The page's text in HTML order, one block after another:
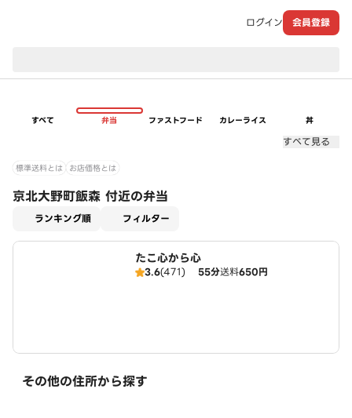
ログイン 会員登録
すべて 弁当 ファストフード カレーライス 丼
すべて見る
標準送料とは お店価格とは
京北大野町飯森 付近の弁当
ランキング順 フィルター
たこ心から心
3.6(471) 55分送料650円
その他の住所から探す